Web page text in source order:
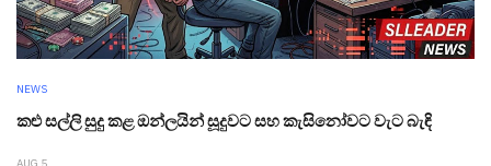
NEWS
කළු සල්ලි සුදු කළ ඔන්ලයින් සූදුවට සහ කැසිනෝවට වැට බැඳි
AUG 5